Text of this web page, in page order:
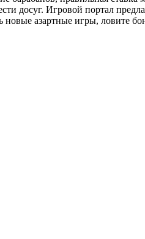
досуг. Игровой портал
азартные игры, ловите